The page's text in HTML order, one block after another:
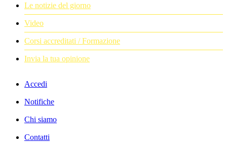
Le notizie del giorno
Video
Corsi accreditati / Formazione
Invia la tua opinione
Accedi
Notifiche
Chi siamo
Contatti